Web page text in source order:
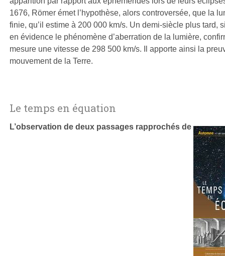
1676, Römer émet l’hypothèse, alors controversée, que la
finie, qu’il estime à 200 000 km/s. Un demi-siècle plus tard,
en évidence le phénomène d’aberration de la lumière,
mesure une vitesse de 298 500 km/s. Il apporte ainsi la
mouvement de la Terre.
Le temps en équation
L’observation de deux passages rapprochés de